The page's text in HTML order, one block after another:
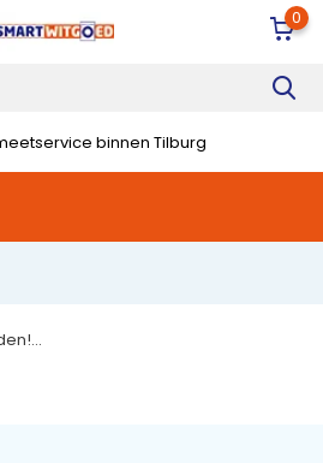
0
binnen Tilburg